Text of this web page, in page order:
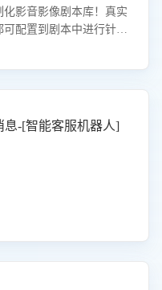
影音影像剧本库！真实
配置到剧本中进行针对
目剧本，一键开启客服
息-[智能客服机器人]